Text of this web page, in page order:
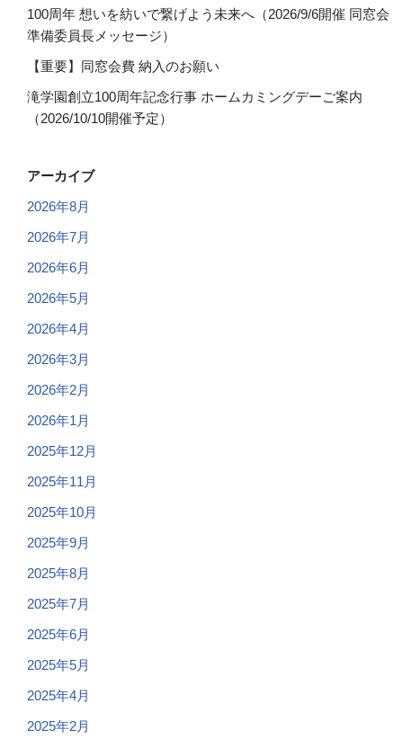
100周年 想いを紡いで繋げよう未来へ（2026/9/6開催 同窓会
準備委員長メッセージ）
【重要】同窓会費 納入のお願い
滝学園創立100周年記念行事 ホームカミングデーご案内
（2026/10/10開催予定）
アーカイブ
2026年8月
2026年7月
2026年6月
2026年5月
2026年4月
2026年3月
2026年2月
2026年1月
2025年12月
2025年11月
2025年10月
2025年9月
2025年8月
2025年7月
2025年6月
2025年5月
2025年4月
2025年2月